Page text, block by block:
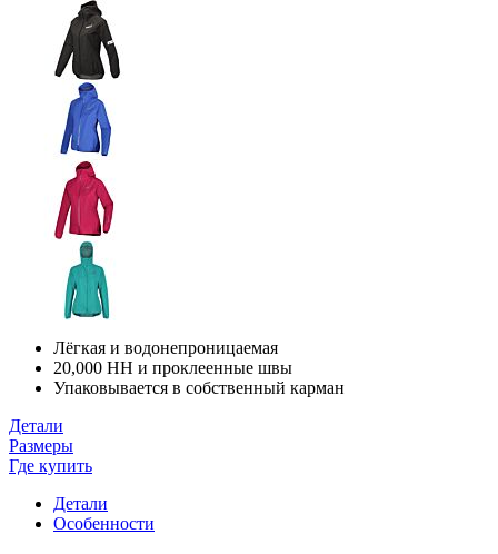
Лёгкая и водонепроницаемая
20,000 HH и проклеенные швы
Упаковывается в собственный карман
Детали
Размеры
Где купить
Детали
Особенности